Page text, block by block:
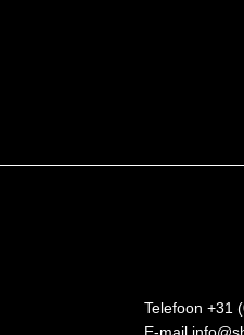
Telefoon +31